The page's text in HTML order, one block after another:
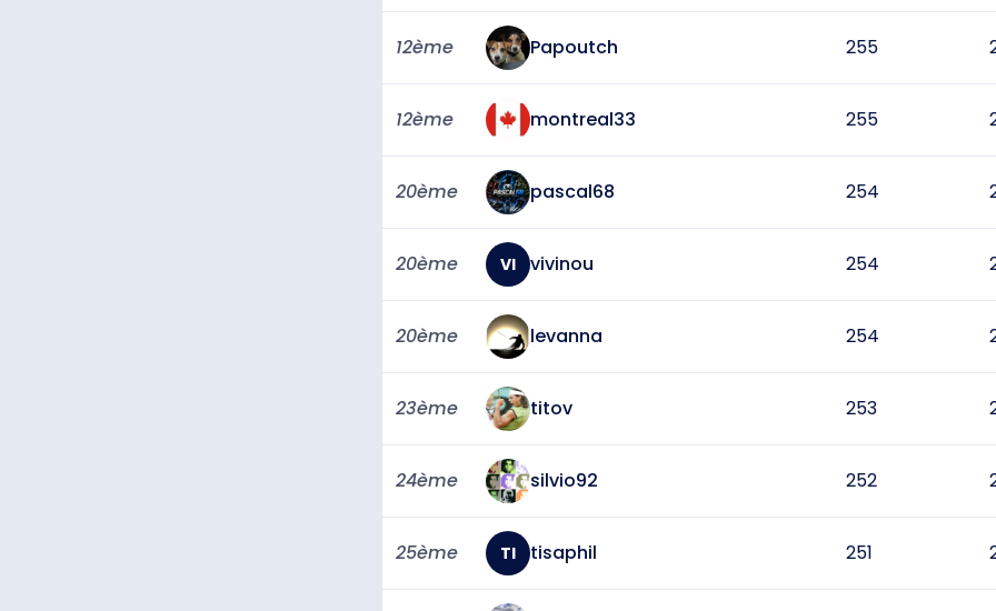
12ème Papoutch 255
12ème montreal33 255
20ème pascal68 254
20ème VI vivinou 254
20ème levanna 254
23ème titov 253
24ème silvio92 252
25ème TI tisaphil 251